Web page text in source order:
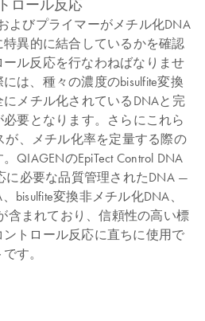
ロール反応
よびプライマーがメチル化DNA
異的に結合しているかを確認
ル反応を行なわねばなりませ
は、種々の濃度のbisulfite変換
メチル化されているDNAと完
要となります。さらにこれら
が、メチル化率を定量する際の
QIAGENのEpiTect Control DNA
に必要な品質管理されたDNA —
bisulfite変換非メチル化DNA、
含まれており、信頼性の高い標
トロール反応に直ちに使用で
す。